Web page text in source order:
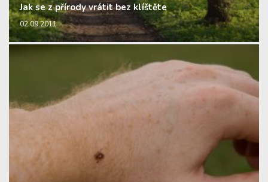
Jak se z přírody vrátit bez klíštěte
02.09.2011